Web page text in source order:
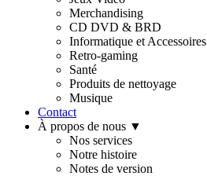
Merchandising
CD DVD & BRD
Informatique et Accessoires
Retro-gaming
Santé
Produits de nettoyage
Musique
Contact
À propos de nous ▼
Nos services
Notre histoire
Notes de version